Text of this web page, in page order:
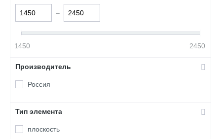
–
1450 2450
Производитель
Россия
Тип элемента
плоскость